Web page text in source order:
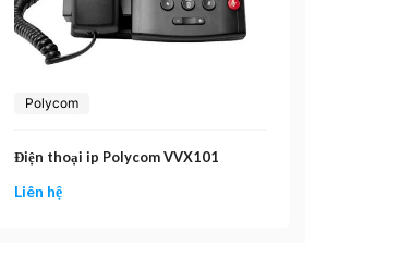
Polycom
Điện thoại ip Polycom VVX101
Liên hệ